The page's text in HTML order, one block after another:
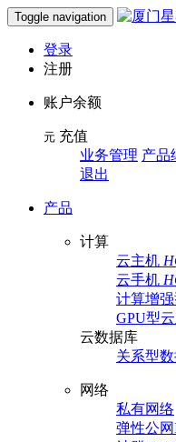
Toggle navigation
登录
注册
账户余额
元 充值
业务管理 产品
退出
产品
计算
云主机
云手机
计算增
GPU型
云数据库
关系型
网络
私有网络
弹性公网